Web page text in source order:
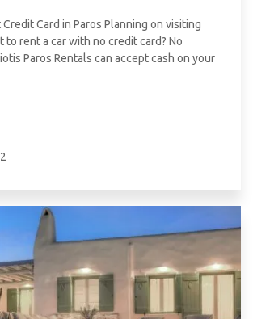
Card in Paros Planning on visiting
to rent a car with no credit card? No
Paros Rentals can accept cash on your